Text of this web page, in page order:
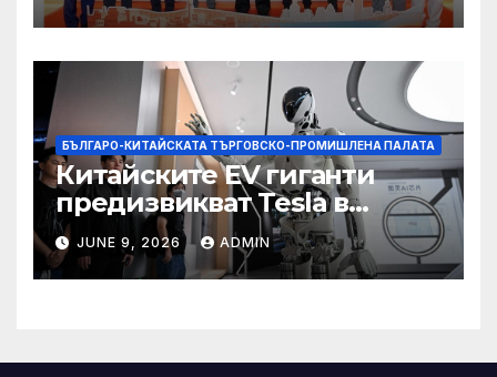
БЪЛГАРО-КИТАЙСКАТА ТЪРГОВСКО-ПРОМИШЛЕНА ПАЛАТА
Китайските EV гиганти
предизвикват Tesla в
надпреварата за
комерсиализиране на
хуманоидни роботи
JUNE 9, 2026 ADMIN